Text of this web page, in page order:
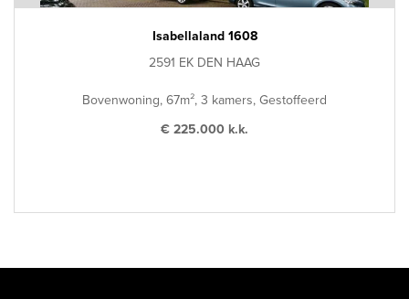
Isabellaland 1608
2591 EK DEN HAAG
Bovenwoning, 67m², 3 kamers, Gestoffeerd
€ 225.000 k.k.